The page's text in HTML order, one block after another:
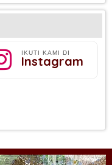
IKUTI KAMI DI
Instagram